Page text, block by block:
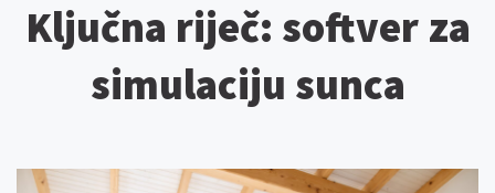
Ključna riječ: softver za
simulaciju sunca